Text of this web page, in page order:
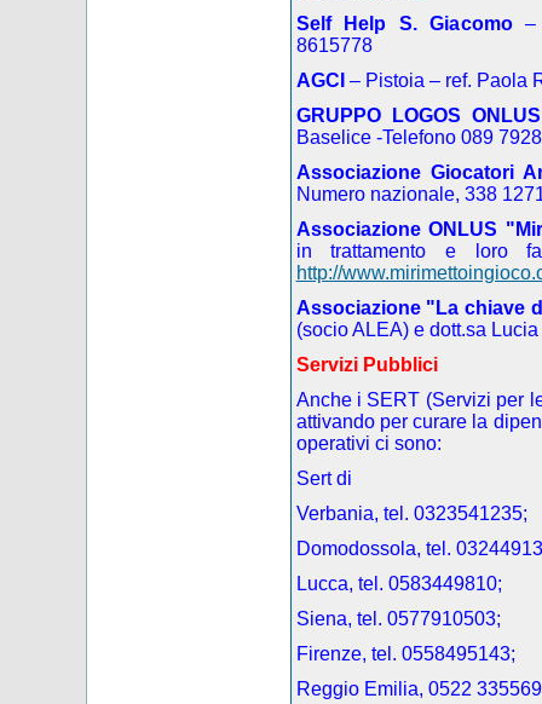
Self Help S. Giacomo–
8615778
AGCI – Pistoia – ref. Paola
GRUPPO LOGOS
Baselice -Telefono 089
Associazione Giocatori
Numero nazionale, 338
Associazione ONLUS
in trattamento e loro
http://
Associazione "La chiave
(socio ALEA) e dott.sa
Servizi Pubblici
Anche i SERT (Servizi per
attivando per curare la
operativi ci sono:
Sert di
Verbania, tel. 0323541235;
Domodossola, tel.
Lucca, tel. 0583449810;
Siena, tel. 0577910503;
Firenze, tel. 0558495143;
Reggio Emilia, 0522